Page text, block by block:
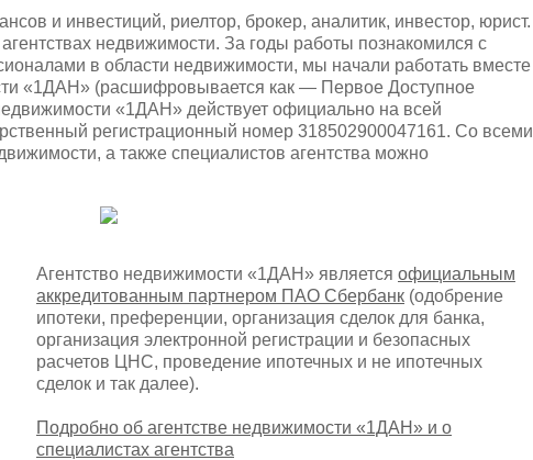
и инвестиций, риелтор, брокер, аналитик, инвестор, юрист.
недвижимости. За годы работы познакомился с
в области недвижимости, мы начали работать вместе
«1ДАН» (расшифровывается как — Первое Доступное
«1ДАН» действует официально на всей
регистрационный номер 318502900047161. Со всеми
а также специалистов агентства можно
Агентство недвижимости «1ДАН» является официальным
аккредитованным партнером ПАО Сбербанк (одобрение
ипотеки, преференции, организация сделок для банка,
организация электронной регистрации и безопасных
расчетов ЦНС, проведение ипотечных и не ипотечных
сделок и так далее).
Подробно об агентстве недвижимости «1ДАН» и о
специалистах агентства